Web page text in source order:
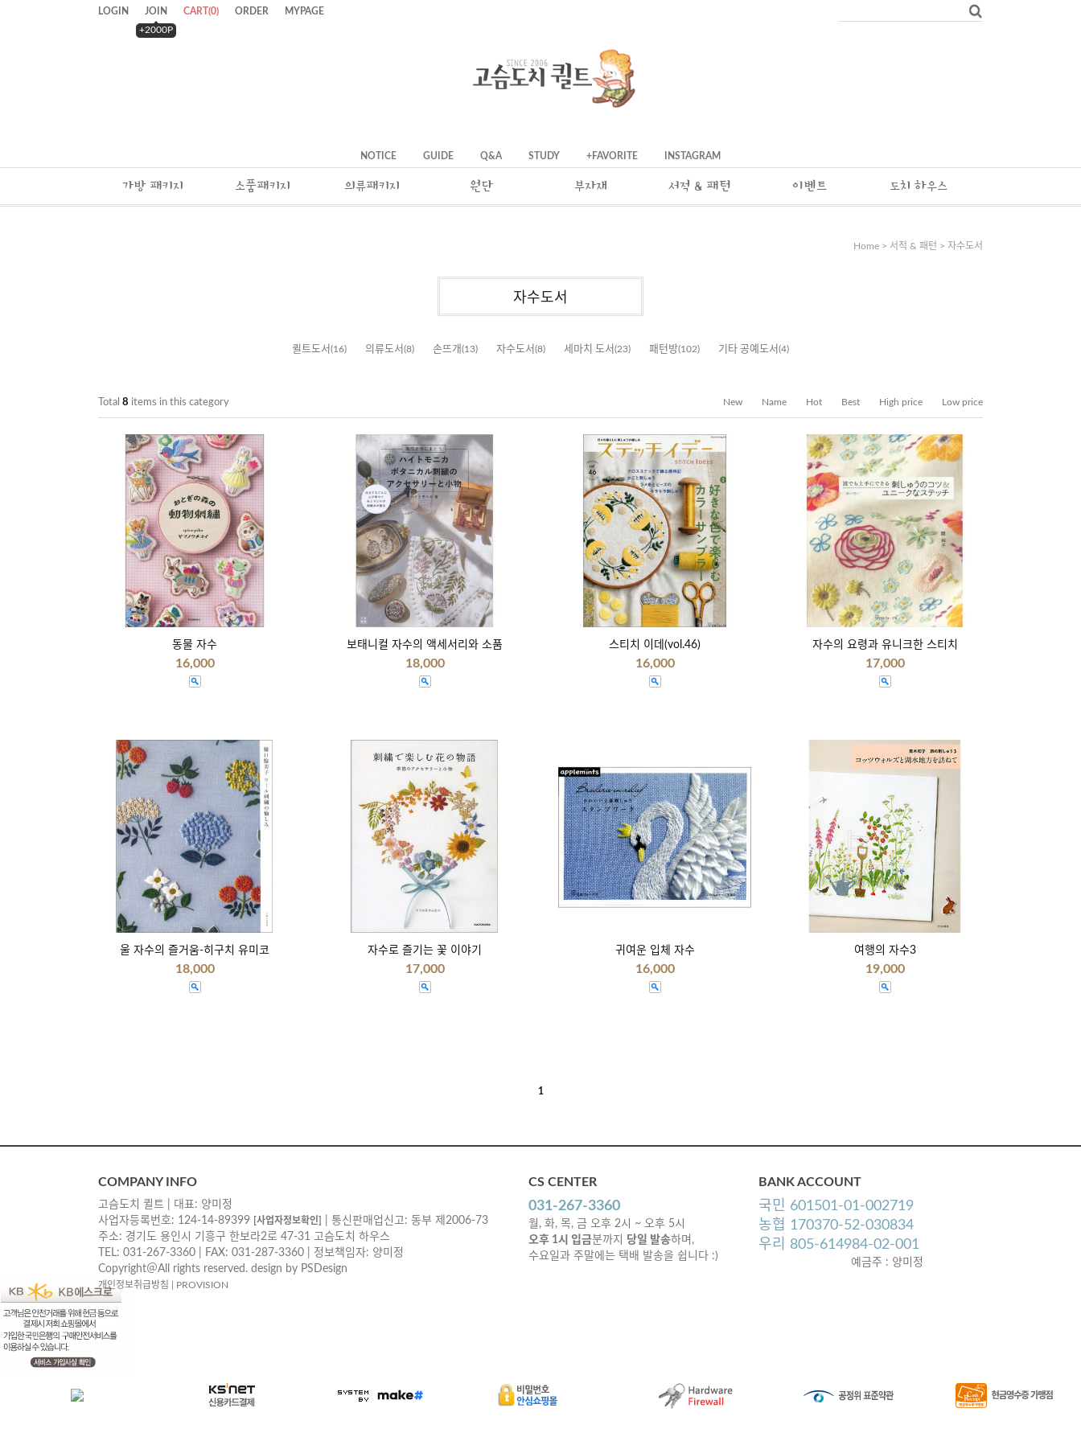
LOGIN
JOIN
+2000P
CART(0) ORDER MYPAGE
NOTICE GUIDE Q&A STUDY +FAVORITE INSTAGRAM
가방 패키지 소품패키지 의류패키지 원단 부자재 서적 & 패턴 이벤트 도치 하우스
Home > 서적 & 패턴 > 자수도서
자수도서
퀼트도서(16) 의류도서(8) 손뜨개(13) 자수도서(8) 세마치 도서(23) 패턴방(102) 기타 공예도서(4)
Total 8 items in this category New Name Hot Best High price Low price
동물 자수
16,000
보태니컬 자수의 액세서리와 소품
18,000
스티치 이데(vol.46)
16,000
자수의 요령과 유니크한 스티치
17,000
울 자수의 즐거움-히구치 유미코
18,000
자수로 즐기는 꽃 이야기
17,000
귀여운 입체 자수
16,000
여행의 자수3
19,000
1
COMPANY INFO
고슴도치 퀼트 | 대표: 양미정
사업자등록번호: 124-14-89399
[사업자정보확인]
| 통신판매업신고: 동부 제2006-73
주소: 경기도 용인시 기흥구 한보라2로 47-31 고슴도치 하우스
TEL: 031-267-3360 | FAX: 031-287-3360 | 정보책임자: 양미정
Copyright＠All rights reserved. design by PSDesign
CS CENTER
031-267-3360
월, 화, 목, 금 오후 2시 ~ 오후 5시
오후 1시 입금분까지 당일 발송하며,
수요일과 주말에는 택배 발송을 쉽니다 :)
BANK ACCOUNT
국민 601501-01-002719
농협 170370-52-030834
우리 805-614984-02-001
예금주 : 양미정
개인정보취급방침 PROVISION